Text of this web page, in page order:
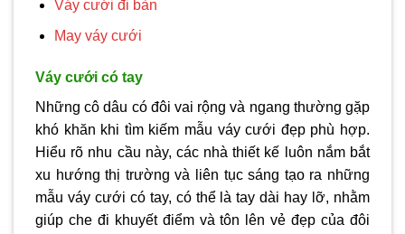
Váy cưới đi bàn
May váy cưới
Váy cưới có tay
Những cô dâu có đôi vai rộng và ngang thường gặp
khó khăn khi tìm kiếm mẫu váy cưới đẹp phù hợp.
Hiểu rõ nhu cầu này, các nhà thiết kế luôn nắm bắt
xu hướng thị trường và liên tục sáng tạo ra những
mẫu váy cưới có tay, có thể là tay dài hay lỡ, nhằm
giúp che đi khuyết điểm và tôn lên vẻ đẹp của đôi